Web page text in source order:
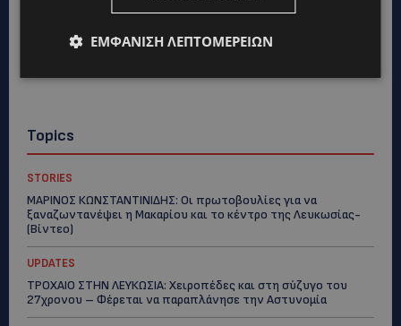
Topics
STORIES
ΜΑΡΙΝΟΣ ΚΩΝΣΤΑΝΤΙΝΙΔΗΣ: Οι πρωτοβουλίες για να
ξαναζωντανέψει η Μακαρίου και το κέντρο της Λευκωσίας-
(Βίντεο)
UPDATES
ΤΡΟΧΑΙΟ ΣΤΗΝ ΛΕΥΚΩΣΙΑ: Χειροπέδες και στη σύζυγο του
27χρονου – Φέρεται να παραπλάνησε την Αστυνομία
ΕΜΦΆΝΙΣΗ ΛΕΠΤΟΜΕΡΕΙΏΝ